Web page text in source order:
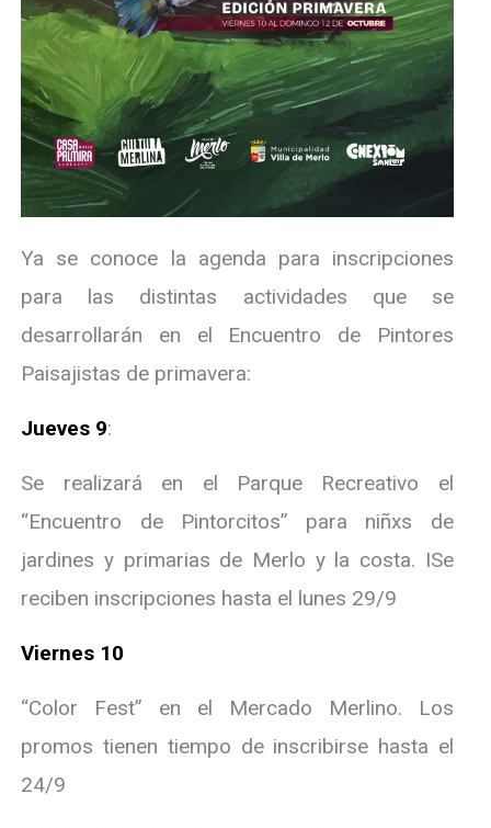
Ya se conoce la agenda para inscripciones
para las distintas actividades que se
desarrollarán en el Encuentro de Pintores
Paisajistas de primavera:
Jueves 9:
Se realizará en el Parque Recreativo el
“Encuentro de Pintorcitos” para niñxs de
jardines y primarias de Merlo y la costa. ISe
reciben inscripciones hasta el lunes 29/9
Viernes 10
“Color Fest” en el Mercado Merlino. Los
promos tienen tiempo de inscribirse hasta el
24/9